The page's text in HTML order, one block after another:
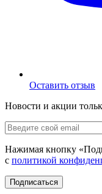
Оставить отзыв
Новости и акции
Нажимая кнопку «
с политикой
Подписаться